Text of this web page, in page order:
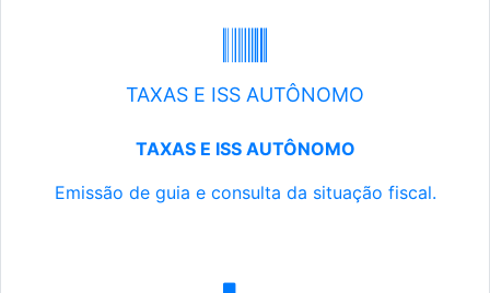
TAXAS E ISS AUTÔNOMO
TAXAS E ISS AUTÔNOMO
Emissão de guia e consulta da situação fiscal.